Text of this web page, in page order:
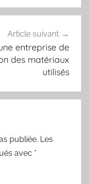
Article suivant
entreprise de
des matériaux
utilisés
publiée. Les
avec *